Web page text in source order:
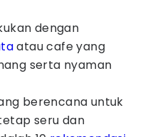
dengan
atau cafe yang
serta nyaman
berencana untuk
seru dan